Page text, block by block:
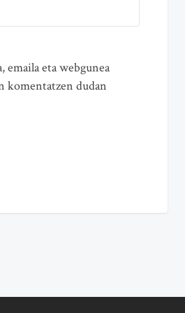
emaila eta webgunea
komentatzen dudan